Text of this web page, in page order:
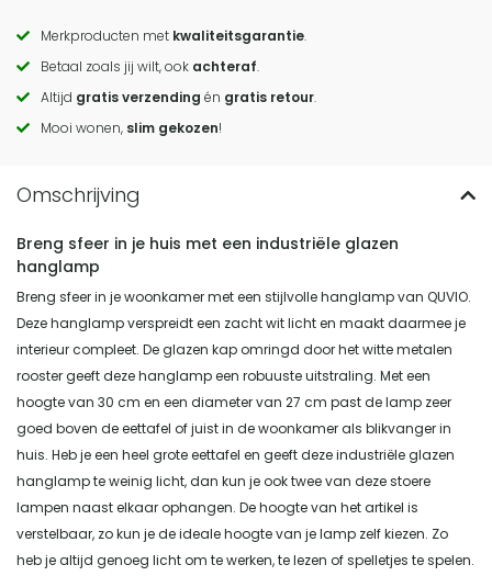
Call
to
actions
Merkproducten met kwaliteitsgarantie.
Betaal zoals jij wilt, ook achteraf.
Altijd gratis verzending én gratis retour.
Mooi wonen, slim gekozen!
Breng sfeer in je huis met een industriële glazen
hanglamp
Breng sfeer in je woonkamer met een stijlvolle hanglamp van QUVIO.
Deze hanglamp verspreidt een zacht wit licht en maakt daarmee je
interieur compleet. De glazen kap omringd door het witte metalen
rooster geeft deze hanglamp een robuuste uitstraling. Met een
hoogte van 30 cm en een diameter van 27 cm past de lamp zeer
goed boven de eettafel of juist in de woonkamer als blikvanger in
huis. Heb je een heel grote eettafel en geeft deze industriële glazen
hanglamp te weinig licht, dan kun je ook twee van deze stoere
lampen naast elkaar ophangen. De hoogte van het artikel is
verstelbaar, zo kun je de ideale hoogte van je lamp zelf kiezen. Zo
heb je altijd genoeg licht om te werken, te lezen of spelletjes te spelen.